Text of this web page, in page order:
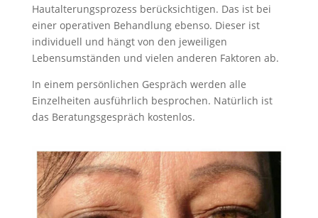
Hautalterungsprozess berücksichtigen. Das ist bei
einer operativen Behandlung ebenso. Dieser ist
individuell und hängt von den jeweiligen
Lebensumständen und vielen anderen Faktoren ab.
In einem persönlichen Gespräch werden alle
Einzelheiten ausführlich besprochen. Natürlich ist
das Beratungsgespräch kostenlos.